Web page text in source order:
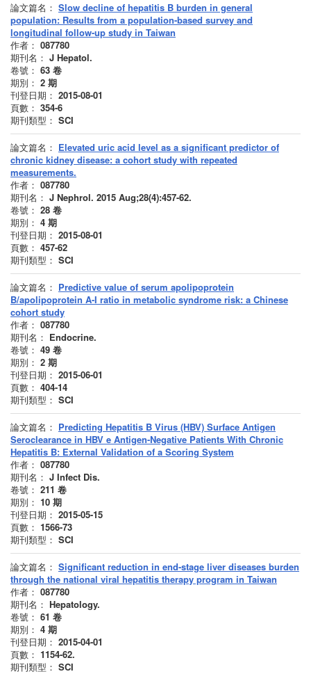
論文篇名： Slow decline of hepatitis B burden in general
population: Results from a population-based survey and
longitudinal follow-up study in Taiwan
作者： 087780
期刊名： J Hepatol.
卷號： 63 卷
期別： 2 期
刊登日期： 2015-08-01
頁數： 354-6
期刊類型： SCI
論文篇名： Elevated uric acid level as a significant predictor of
chronic kidney disease: a cohort study with repeated
measurements.
作者： 087780
期刊名： J Nephrol. 2015 Aug;28(4):457-62.
卷號： 28 卷
期別： 4 期
刊登日期： 2015-08-01
頁數： 457-62
期刊類型： SCI
論文篇名： Predictive value of serum apolipoprotein
B/apolipoprotein A-I ratio in metabolic syndrome risk: a Chinese
cohort study
作者： 087780
期刊名： Endocrine.
卷號： 49 卷
期別： 2 期
刊登日期： 2015-06-01
頁數： 404-14
期刊類型： SCI
論文篇名： Predicting Hepatitis B Virus (HBV) Surface Antigen
Seroclearance in HBV e Antigen-Negative Patients With Chronic
Hepatitis B: External Validation of a Scoring System
作者： 087780
期刊名： J Infect Dis.
卷號： 211 卷
期別： 10 期
刊登日期： 2015-05-15
頁數： 1566-73
期刊類型： SCI
論文篇名： Significant reduction in end-stage liver diseases burden
through the national viral hepatitis therapy program in Taiwan
作者： 087780
期刊名： Hepatology.
卷號： 61 卷
期別： 4 期
刊登日期： 2015-04-01
頁數： 1154-62.
期刊類型： SCI